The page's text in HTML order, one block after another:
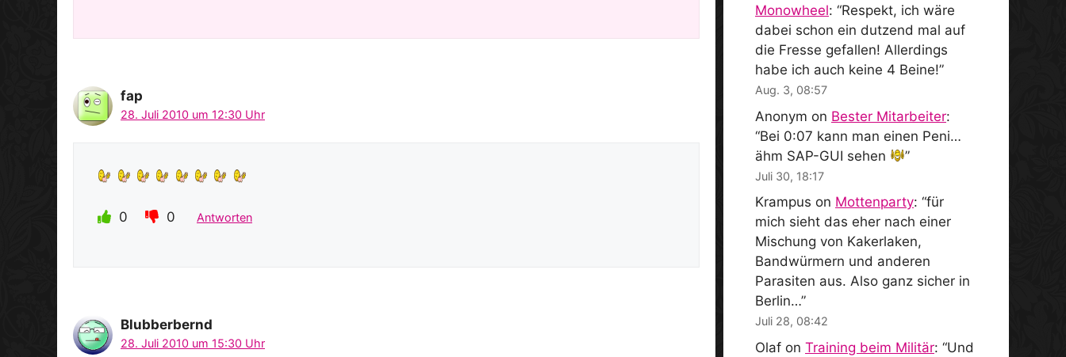
fap
28. Juli 2010 um 12:30 Uhr
0 0 Antworten
Blubberbernd
28. Juli 2010 um 15:30 Uhr
Monowheel: “Respekt, ich wäre
dabei schon ein dutzend mal auf
die Fresse gefallen! Allerdings
habe ich auch keine 4 Beine!”
Aug. 3, 08:57
Anonym on Bester Mitarbeiter:
“Bei 0:07 kann man einen Peni…
ähm SAP-GUI sehen
”
Juli 30, 18:17
Krampus on Mottenparty: “für
mich sieht das eher nach einer
Mischung von Kakerlaken,
Bandwürmern und anderen
Parasiten aus. Also ganz sicher in
Berlin…”
Juli 28, 08:42
Olaf on Training beim Militär: “Und